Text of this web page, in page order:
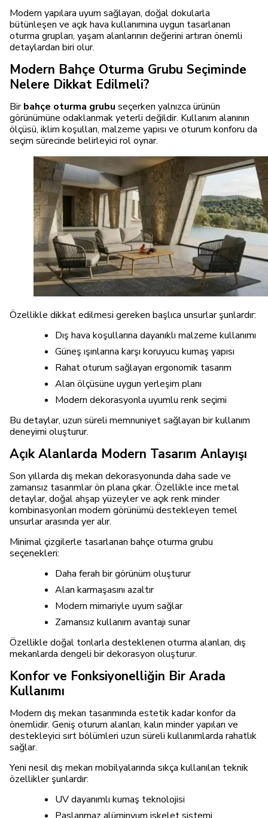
Modern yapılara uyum sağlayan, doğal dokularla
bütünleşen ve açık hava kullanımına uygun tasarlanan
oturma grupları, yaşam alanlarının değerini artıran önemli
detaylardan biri olur.
Modern Bahçe Oturma Grubu Seçiminde
Nelere Dikkat Edilmeli?
Birbahçe oturma grubu seçerken yalnızca ürünün
görünümüne odaklanmak yeterli değildir. Kullanım alanının
ölçüsü, iklim koşulları, malzeme yapısı ve oturum konforu da
seçim sürecinde belirleyici rol oynar.
Özellikle dikkat edilmesi gereken başlıca unsurlar şunlardır:
Dış hava koşullarına dayanıklı malzeme kullanımı
Güneş ışınlarına karşı koruyucu kumaş yapısı
Rahat oturum sağlayan ergonomik tasarım
Alan ölçüsüne uygun yerleşim planı
Modern dekorasyonla uyumlu renk seçimi
Bu detaylar, uzun süreli memnuniyet sağlayan bir kullanım
deneyimi oluşturur.
Açık Alanlarda Modern Tasarım Anlayışı
Son yıllarda dış mekan dekorasyonunda daha sade ve
zamansız tasarımlar ön plana çıkar. Özellikle ince metal
detaylar, doğal ahşap yüzeyler ve açık renk minder
kombinasyonları modern görünümü destekleyen temel
unsurlar arasında yer alır.
Minimal çizgilerle tasarlanan bahçe oturma grubu
seçenekleri:
Daha ferah bir görünüm oluşturur
Alan karmaşasını azaltır
Modern mimariyle uyum sağlar
Zamansız kullanım avantajı sunar
Özellikle doğal tonlarla desteklenen oturma alanları, dış
mekanlarda dengeli bir dekorasyon oluşturur.
Konfor ve Fonksiyonelliğin Bir Arada
Kullanımı
Modern dış mekan tasarımında estetik kadar konfor da
önemlidir. Geniş oturum alanları, kalın minder yapıları ve
destekleyici sırt bölümleri uzun süreli kullanımlarda rahatlık
sağlar.
Yeni nesil dış mekan mobilyalarında sıkça kullanılan teknik
özellikler şunlardır:
UV dayanımlı kumaş teknolojisi